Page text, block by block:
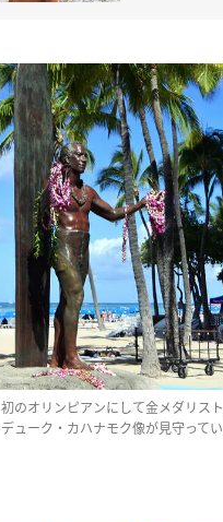
のオリンピアンにして金メダリス
ューク・カハナモク像が見守ってい